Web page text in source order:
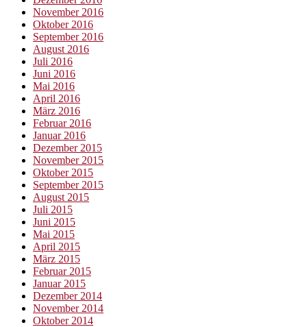
November 2016
Oktober 2016
September 2016
August 2016
Juli 2016
Juni 2016
Mai 2016
April 2016
März 2016
Februar 2016
Januar 2016
Dezember 2015
November 2015
Oktober 2015
September 2015
August 2015
Juli 2015
Juni 2015
Mai 2015
April 2015
März 2015
Februar 2015
Januar 2015
Dezember 2014
November 2014
Oktober 2014